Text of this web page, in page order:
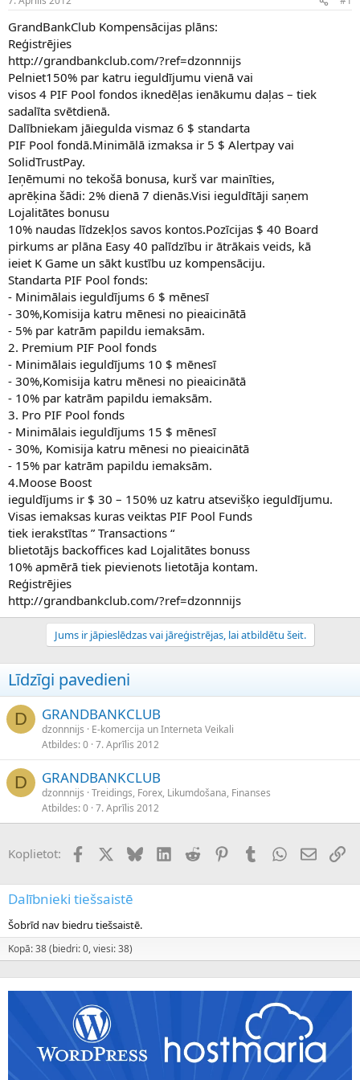
n
u
z
s
ā
c
ē
s
a
t
u
s
GrandBankClub Kompensācijas plāns:
Reģistrējies
http://grandbankclub.com/?ref=dzonnnijs
Pelniet150% par katru ieguldījumu vienā vai
visos 4 PIF Pool fondos iknedēļas ienākumu daļas – tiek
sadalīta svētdienā.
Dalībniekam jāiegulda vismaz 6 $ standarta
PIF Pool fondā.Minimālā izmaksa ir 5 $ Alertpay vai
SolidTrustPay.
Ieņēmumi no tekošā bonusa, kurš var mainīties,
aprēķina šādi: 2% dienā 7 dienās.Visi ieguldītāji saņem
Lojalitātes bonusu
10% naudas līdzekļos savos kontos.Pozīcijas $ 40 Board
pirkums ar plāna Easy 40 palīdzību ir ātrākais veids, kā
ieiet K Game un sākt kustību uz kompensāciju.
Standarta PIF Pool fonds:
- Minimālais ieguldījums 6 $ mēnesī
- 30%,Komisija katru mēnesi no pieaicinātā
- 5% par katrām papildu iemaksām.
2. Premium PIF Pool fonds
- Minimālais ieguldījums 10 $ mēnesī
- 30%,Komisija katru mēnesi no pieaicinātā
- 10% par katrām papildu iemaksām.
3. Pro PIF Pool fonds
- Minimālais ieguldījums 15 $ mēnesī
- 30%, Komisija katru mēnesi no pieaicinātā
- 15% par katrām papildu iemaksām.
4.Moose Boost
ieguldījums ir $ 30 – 150% uz katru atsevišķo ieguldījumu.
Visas iemaksas kuras veiktas PIF Pool Funds
tiek ierakstītas ” Transactions “
blietotājs backoffices kad Lojalitātes bonuss
10% apmērā tiek pievienots lietotāja kontam.
Reģistrējies
http://grandbankclub.com/?ref=dzonnnijs
Jums ir jāpieslēdzas vai jāreģistrējas, lai atbildētu šeit.
Līdzīgi pavedieni
D GRANDBANKCLUB
dzonnnijs
E-komercija un Interneta Veikali
Atbildes 0 7. Aprīlis 2012
D GRANDBANKCLUB
dzonnnijs Treidings, Forex, Likumdošana, Finanses
Atbildes 0 7. Aprīlis 2012
Koplietot: FacebookX (Twitter)
BlueskyLinkedInReddit PinterestTumblrWhatsApp
E-pasts
Dalībnieki tiešsaistē
Šobrīd nav biedru tiešsaistē.
Kopā: 38 (biedri: 0, viesi: 38)